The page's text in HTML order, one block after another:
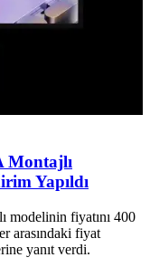
Montajlı
Yapıldı
fiyatını 400
arasındaki fiyat
yanıt verdi.